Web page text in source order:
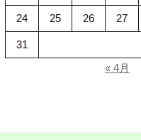
24 25 26 27
31
« 4月